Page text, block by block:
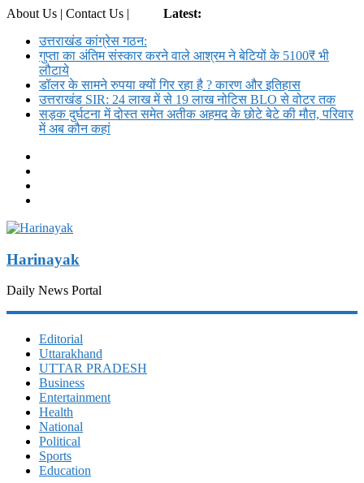
About Us | Contact Us |
Latest:
उत्तराखंड कांग्रेस गठन:
गुप्ता का अंतिम संस्कार करने वाले आश्रम ने बेटियों के 5100₹ भी
लौटाये
डॉलर के सामने रुपया क्यों गिर रहा है ? कारण और इतिहास
उत्तराखंड SIR: 24 लाख में से 19 लाख नोटिस BLO से वोटर तक
सड़क दुर्घटना में दोस्त समेत अतीक अहमद के छोटे बेटे की मौत, परिवार
में अब कौन कहां
Harinayak
Daily News Portal
Editorial
Uttarakhand
UTTAR PRADESH
Business
Entertainment
Health
National
Political
Sports
Education